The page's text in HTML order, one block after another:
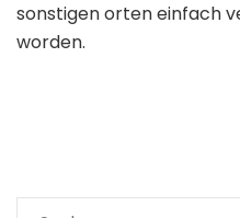
sonstigen orten einfach
worden.